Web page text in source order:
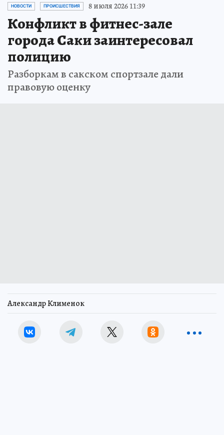
НОВОСТИ ПРОИСШЕСТВИЯ 8 июля 2026 11:39
Конфликт в фитнес-зале
города Саки заинтересовал
полицию
Разборкам в сакском спортзале дали
правовую оценку
Александр Клименок